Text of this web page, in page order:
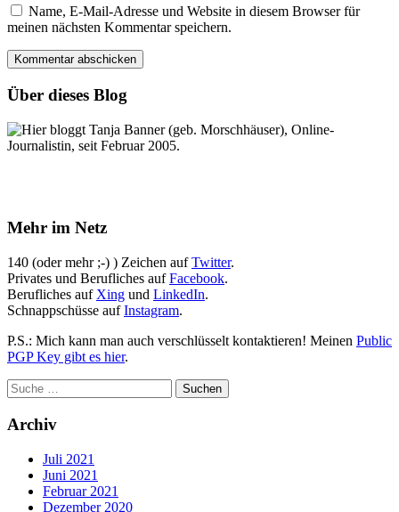
Name, E-Mail-Adresse und Website in diesem Browser für
meinen nächsten Kommentar speichern.
Über dieses Blog
Hier bloggt Tanja Banner (geb. Morschhäuser), Online-
Journalistin, seit Februar 2005.
Mehr im Netz
140 (oder mehr ;-) ) Zeichen aufTwitter.
Privates und Berufliches aufFacebook.
Berufliches auf Xing und LinkedIn.
Schnappschüsse aufInstagram.
P.S.: Mich kann man auch verschlüsselt kontaktieren! Meinen Public
PGP Key gibt es hier.
Archiv
Juli 2021
Juni 2021
Februar 2021
Dezember 2020